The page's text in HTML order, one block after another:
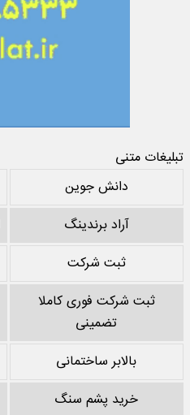
تبلیغات متنی
دانش جوین
آراد برندینگ
ثبت شرکت
ثبت شرکت فوری کاملا
تضمینی
بالابر ساختمانی
خرید پشم سنگ